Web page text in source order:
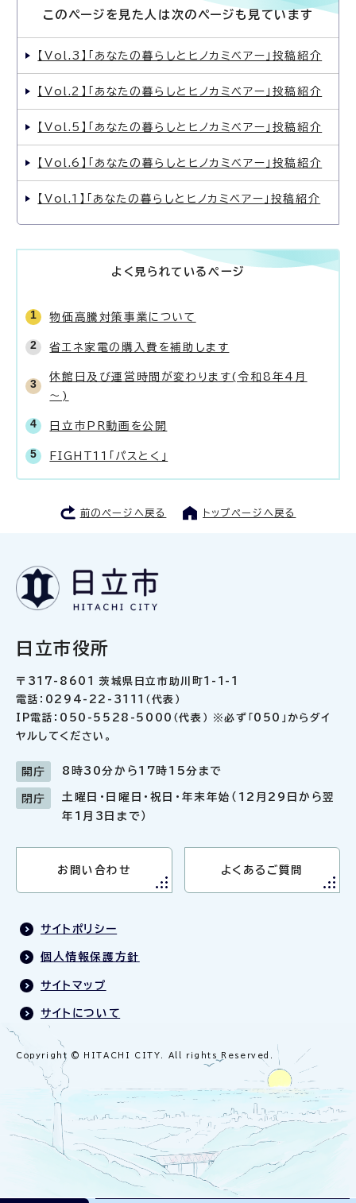
このページを見た人は次のページも見ています
【Vol.3】「あなたの暮らしとヒノカミベアー」投稿紹介
【Vol.2】「あなたの暮らしとヒノカミベアー」投稿紹介
【Vol.5】「あなたの暮らしとヒノカミベアー」投稿紹介
【Vol.6】「あなたの暮らしとヒノカミベアー」投稿紹介
【Vol.1】「あなたの暮らしとヒノカミベアー」投稿紹介
よく見られているページ
物価高騰対策事業について
省エネ家電の購入費を補助します
休館日及び運営時間が変わります(令和8年4月
～)
日立市PR動画を公開
FIGHT11「パスとく」
前のページへ戻る トップページへ戻る
日立市役所
〒317-8601 茨城県日立市助川町1-1-1
電話：0294-22-3111（代表）
IP電話：050-5528-5000（代表） ※必ず「050」からダイ
ヤルしてください。
開庁 8時30分から17時15分まで
閉庁
土曜日・日曜日・祝日・年末年始（12月29日から翌
年1月3日まで）
お問い合わせ よくあるご質問
サイトポリシー
個人情報保護方針
サイトマップ
サイトについて
Copyright © HITACHI CITY. All rights Reserved.